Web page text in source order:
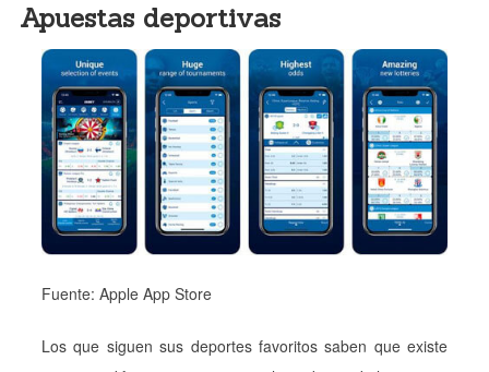
Apuestas deportivas
Fuente: Apple App Store
Los que siguen sus deportes favoritos saben que existe